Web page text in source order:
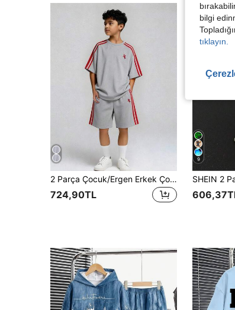
2 Parça Çocuk/Ergen Erkek Çocuk Günlük Rahat Kontrast Renkli Fitilli Yuvarlak Yaka Kısa Kollu Tişört ve Şort Örme Takımı
724,90TL
9
bilgi
tıklayın.